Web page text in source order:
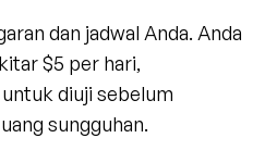
dan jadwal Anda. Anda
$5 per hari,
diuji sebelum
sungguhan.